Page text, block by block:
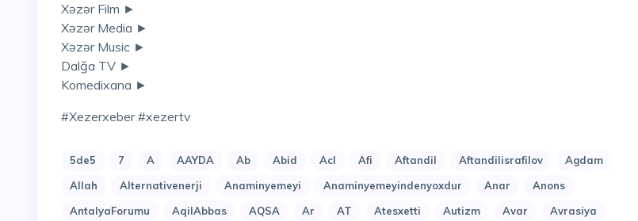
Xəzər Film ►
Xəzər Media ►
Xəzər Music ►
Dalğa TV ►
Komedixana ►
#xezerxeber #xezertv
5de5 7 A AAYDA Ab Abid Acl Afi Aftandil Aftandilisrafilov
Agdam
Allah
Alternativenerji Anaminyemeyi Anaminyemeyindenyoxdur Anar
Anons
AntalyaForumu
AqilAbbas AQSA Ar AT Atesxetti Autizm Avar
Avrasiya